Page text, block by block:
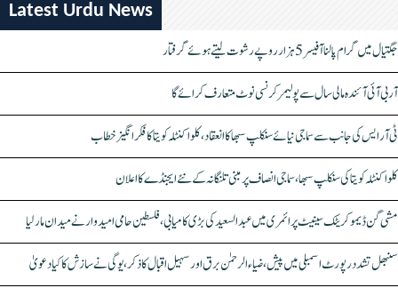
Latest Urdu News
جگتیال میں گرام پالنا آفیسر 5 ہزار روپے رشوت لیتے ہوئے گرفتار
آر بی آئی آئندہ مالی سال سے پولیمر کرنسی نوٹ متعارف کرائے گا
ٹی آر ایس کی جانب سے سماجی نیائے سنکلپ سبھا کا انعقاد، کلواکنٹلہ کویتا کا فکر انگیز خطاب
کلواکنٹلہ کویتا کی سنکلپ سبھا، سماجی انصاف پر مبنی تلنگانہ کے نئے ایجنڈے کا اعلان
مشی گن ڈیموکریٹک سینیٹ پرائمری میں عبدالسعید کی بڑی کامیابی، فلسطین حامی امیدوار نے میدان مار لیا
سنبھل تشدد رپورٹ اسمبلی میں پیش، ضیاء الرحمٰن برق اور سہیل اقبال کا ذکر، یوگی نے سازش کا کیا دعویٰ